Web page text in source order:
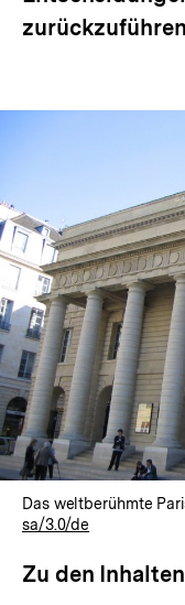
Das weltberühmte
sa/3.0/de
Zu den